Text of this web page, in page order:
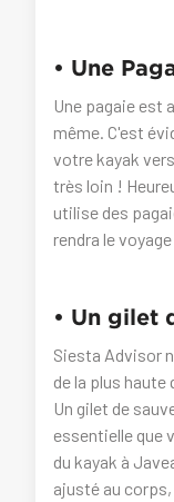
• Une
Une pagaie est
même. C'est
votre kayak
très loin !
utilise des
rendra le
• Un gilet
Siesta Advisor
de la plus haute
Un gilet de
essentielle que
du kayak à
ajusté au